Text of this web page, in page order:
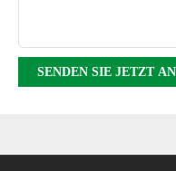
SENDEN SIE JETZT